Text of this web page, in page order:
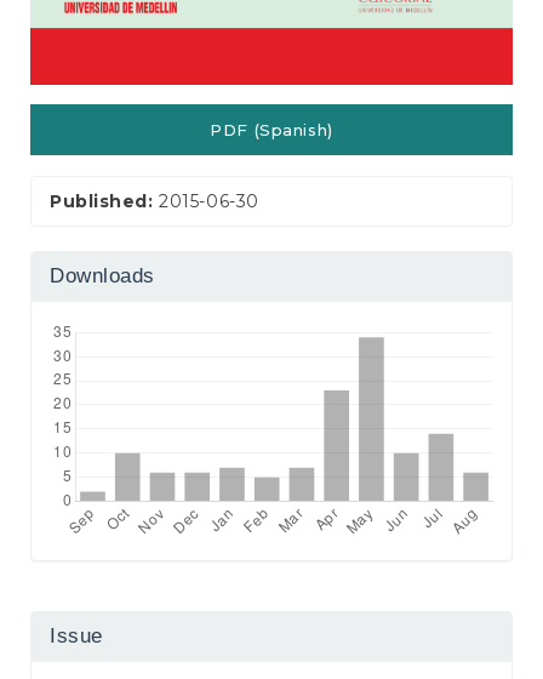
PDF (Spanish)
Published:2015-06-30
Downloads
Issue